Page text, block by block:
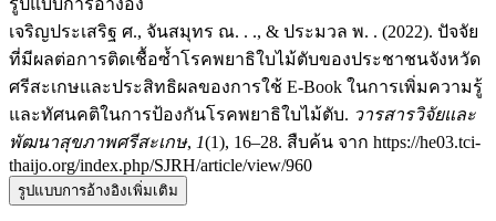
เจริญประเสริฐ ศ., จันสมุทร ณ. . ., & ประมวล พ. . (2022). ปัจจัย
ที่มีผลต่อการติดเชื้อซ้ำโรคพยาธิใบไม้ตับของประชาชนจังหวัด
ศรีสะเกษและประสิทธิผลของการใช้ E-Book ในการเพิ่มความรู้
และทัศนคติในการป้องกันโรคพยาธิใบไม้ตับ. วารสารวิจัยและ
พัฒนาสุขภาพศรีสะเกษ, 1(1), 16–28. สืบค้น จาก https://he03.tci-
thaijo.org/index.php/SJRH/article/view/960
รูปแบบการอ้างอิงเพิ่มเติม